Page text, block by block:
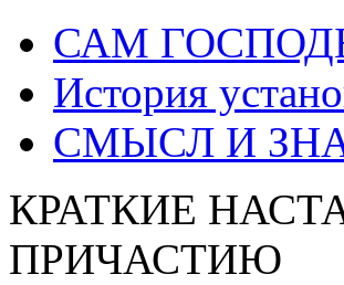
САМ
История
СМЫСЛ И
КРАТКИЕ
ПРИЧАСТИЮ